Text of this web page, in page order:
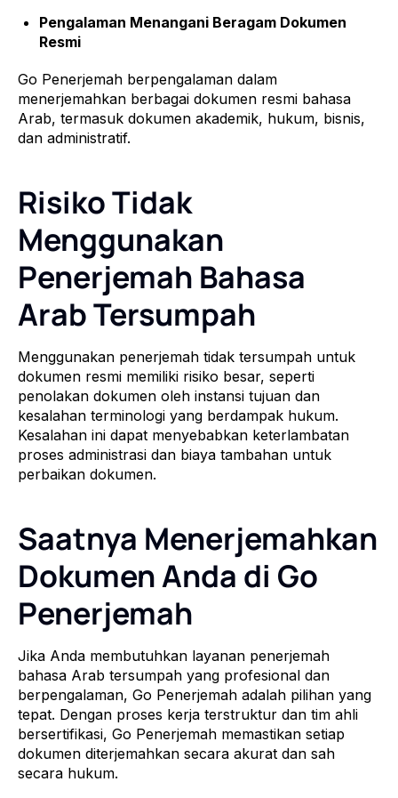
Pengalaman Menangani Beragam Dokumen
Resmi
Go Penerjemah berpengalaman dalam
menerjemahkan berbagai dokumen resmi bahasa
Arab, termasuk dokumen akademik, hukum, bisnis,
dan administratif.
Risiko Tidak
Menggunakan
Penerjemah Bahasa
Arab Tersumpah
Menggunakan penerjemah tidak tersumpah untuk
dokumen resmi memiliki risiko besar, seperti
penolakan dokumen oleh instansi tujuan dan
kesalahan terminologi yang berdampak hukum.
Kesalahan ini dapat menyebabkan keterlambatan
proses administrasi dan biaya tambahan untuk
perbaikan dokumen.
Saatnya Menerjemahkan
Dokumen Anda di Go
Penerjemah
Jika Anda membutuhkan layanan penerjemah
bahasa Arab tersumpah yang profesional dan
berpengalaman, Go Penerjemah adalah pilihan yang
tepat. Dengan proses kerja terstruktur dan tim ahli
bersertifikasi, Go Penerjemah memastikan setiap
dokumen diterjemahkan secara akurat dan sah
secara hukum.